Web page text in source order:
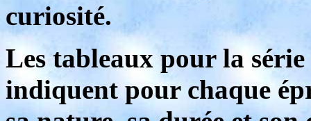
curiosité.
Les tableaux pour la
indiquent pour chaque